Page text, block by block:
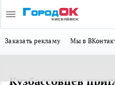
Заказать рекламу Мы в
Кузбассовцев